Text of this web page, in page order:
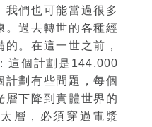
我們也可能當過很多
。過去轉世的各種經
。在這一世之前，
這個計劃是144,000
計劃有些問題，每個
層下降到實體世界的
層，必須穿過電漿